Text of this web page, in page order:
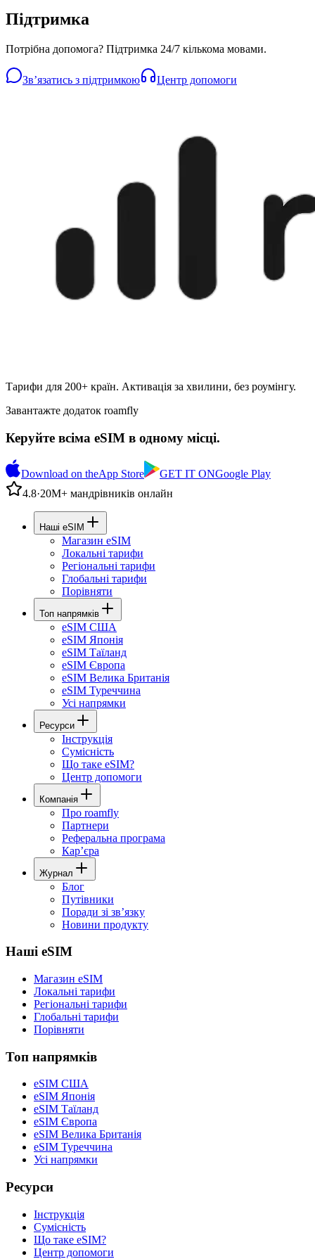
Підтримка
Потрібна допомога? Підтримка 24/7 кількома мовами.
Звʼязатись з підтримкою Центр допомоги
Тарифи для 200+ країн. Активація за хвилини, без роумінгу.
Завантажте додаток roamfly
Керуйте всіма eSIM в одному місці.
Download on theApp Store GET IT ONGoogle Play
4.8·20М+ мандрівників онлайн
Наші eSIM
Магазин eSIM
Локальні тарифи
Регіональні тарифи
Глобальні тарифи
Порівняти
Топ напрямків
eSIM США
eSIM Японія
eSIM Таїланд
eSIM Європа
eSIM Велика Британія
eSIM Туреччина
Усі напрямки
Ресурси
Інструкція
Сумісність
Що таке eSIM?
Центр допомоги
Компанія
Про roamfly
Партнери
Реферальна програма
Карʼєра
Журнал
Блог
Путівники
Поради зі звʼязку
Новини продукту
Наші eSIM
Магазин eSIM
Локальні тарифи
Регіональні тарифи
Глобальні тарифи
Порівняти
Топ напрямків
eSIM США
eSIM Японія
eSIM Таїланд
eSIM Європа
eSIM Велика Британія
eSIM Туреччина
Усі напрямки
Ресурси
Інструкція
Сумісність
Що таке eSIM?
Центр допомоги